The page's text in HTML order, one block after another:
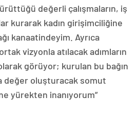
değerli çalışmaların, iş
kurarak kadın girişimciliğine
kanaatindeyim. Ayrıca
vizyonla atılacak adımların
görüyor; kurulan bu bağın
değer oluşturacak somut
yürekten inanıyorum”